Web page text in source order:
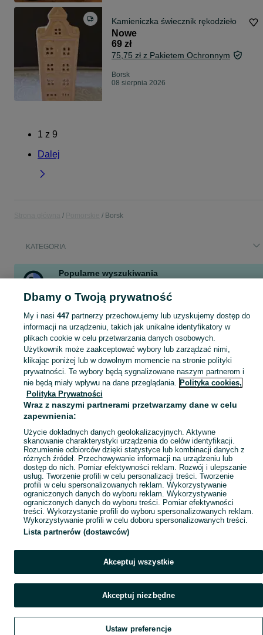
Kamieniczka świecznik rękodzieło
Nowe
69 zł
75,75 zł z Pakietem Ochronnym
Borsk
08 sierpnia 2026
1 z 9
Dalej
Borsk
KATEGORIA
Popularne wyszukiwania
domek letniskowy
działki rekreacyjne
Zobacz Więcej
Skorzystaj z największego serwisu ogłoszeniowego - Borsk i okolice! Kupuj to, czego pragniesz i sprzedawaj to, czego już nie potrzebujesz! Zobacz
Mapa kategorii
Mapa miejscowości
Mapa ministron
Dbamy o Twoją prywatność
My i nasi 447partnerzy przechowujemy lub uzyskujemy dostęp do
informacji na urządzeniu, takich jak unikalne identyfikatory w
plikach cookie w celu przetwarzania danych osobowych.
Użytkownik może zaakceptować wybory lub zarządzać nimi,
klikając poniżej lub w dowolnym momencie na stronie polityki
prywatności. Te wybory będą sygnalizowane naszym partnerom i
nie będą miały wpływu na dane przeglądania. Polityka cookies,
Polityka Prywatności
Wraz z naszymi partnerami przetwarzamy dane w celu
zapewnienia:
Użycie dokładnych danych geolokalizacyjnych. Aktywne
skanowanie charakterystyki urządzenia do celów identyfikacji.
Rozumienie odbiorców dzięki statystyce lub kombinacji danych z
różnych źródeł. Przechowywanie informacji na urządzeniu lub
dostęp do nich. Pomiar efektywności reklam. Rozwój i ulepszanie
usług. Tworzenie profili w celu personalizacji treści. Tworzenie
profili w celu spersonalizowanych reklam. Wykorzystywanie
ograniczonych danych do wyboru reklam. Wykorzystywanie
ograniczonych danych do wyboru treści. Pomiar efektywności
treści. Wykorzystanie profili do wyboru spersonalizowanych reklam.
Wykorzystywanie profili w celu doboru spersonalizowanych treści.
Lista partnerów (dostawców)
Akceptuj wszystkie
Akceptuj niezbędne
Ustaw preferencje